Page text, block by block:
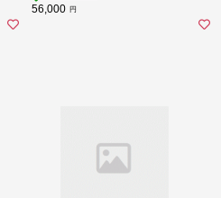
56,000 円